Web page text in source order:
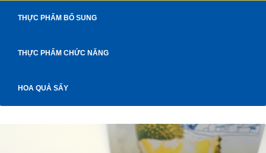
THỰC PHẨM BỔ SUNG
THỰC PHẨM CHỨC NĂNG
HOA QUẢ SẤY